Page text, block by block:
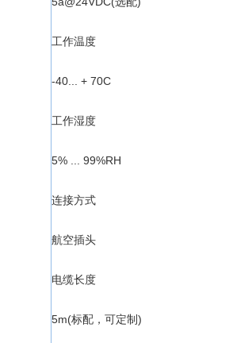
工作温度
-40... + 70C
工作湿度
5% ... 99%RH
连接方式
航空插头
电缆长度
5m(标配，可定制)